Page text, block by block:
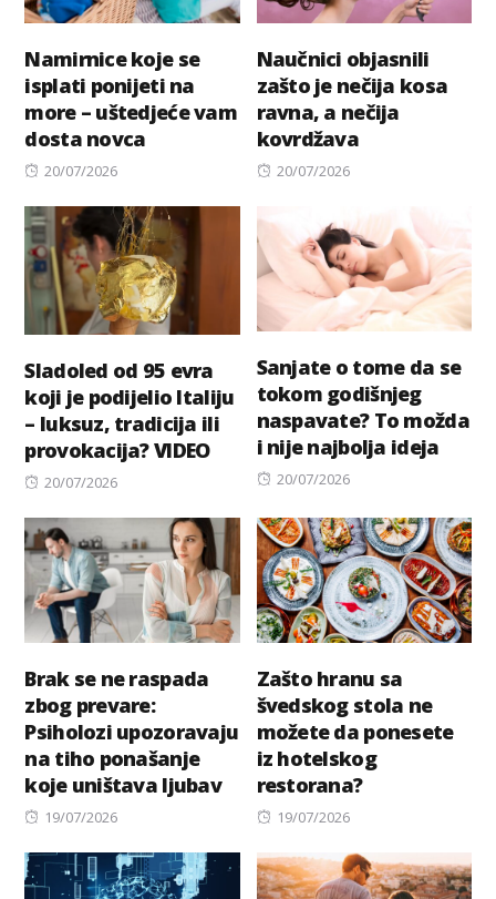
Namirnice koje se
isplati ponijeti na
more – uštedjeće vam
dosta novca
Posted
20/07/2026
Naučnici objasnili
zašto je nečija kosa
ravna, a nečija
kovrdžava
Posted
20/07/2026
Sladoled od 95 evra
koji je podijelio Italiju
– luksuz, tradicija ili
provokacija? VIDEO
Posted
20/07/2026
Sanjate o tome da se
tokom godišnjeg
naspavate? To možda
i nije najbolja ideja
Posted
20/07/2026
Brak se ne raspada
zbog prevare:
Psiholozi upozoravaju
na tiho ponašanje
koje uništava ljubav
Posted
19/07/2026
Zašto hranu sa
švedskog stola ne
možete da ponesete
iz hotelskog
restorana?
Posted
19/07/2026